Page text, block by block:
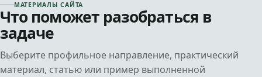
МАТЕРИАЛЫ САЙТА
Что поможет разобраться в
задаче
Выберите профильное направление, практический
материал, статью или пример выполненной